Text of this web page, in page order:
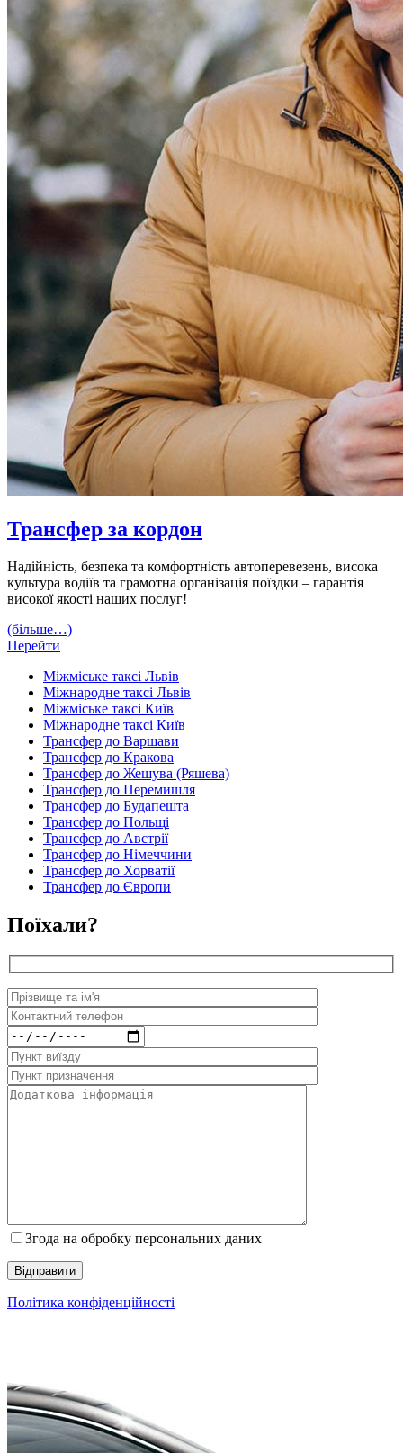
Трансфер за кордон
Надійність, безпека та комфортність автоперевезень, висока
культура водіїв та грамотна організація поїздки – гарантія
високої якості наших послуг!
(більше…)
Перейти
Міжміське таксі Львів
Міжнародне таксі Львів
Міжміське таксі Київ
Міжнародне таксі Київ
Трансфер до Варшави
Трансфер до Кракова
Трансфер до Жешува (Ряшева)
Трансфер до Перемишля
Трансфер до Будапешта
Трансфер до Польщі
Трансфер до Австрії
Трансфер до Німеччини
Трансфер до Хорватії
Трансфер до Європи
Поїхали?
Згода на обробку персональних даних
Політика конфіденційності